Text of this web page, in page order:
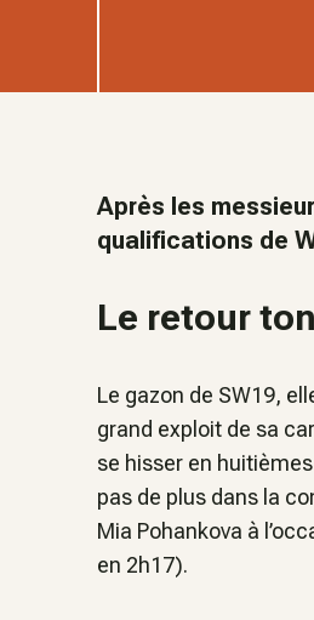
Après les
qualifications de
Le retour
Le gazon de SW19,
grand exploit de sa
se hisser en
pas de plus dans la
Mia Pohankova à
en 2h17).